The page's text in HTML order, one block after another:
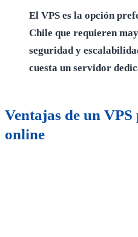
El VPS es la opción
Chile que requieren
seguridad y
cuesta un servidor
Ventajas de un
online